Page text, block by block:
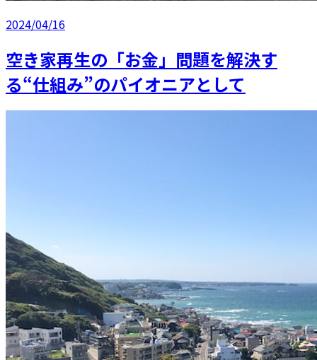
2024/04/16
空き家再生の「お金」問題を解決す
る“仕組み”のパイオニアとして